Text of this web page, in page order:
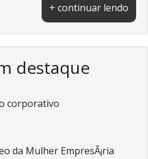
+ continuar lendo
destaque
corporativo
da Mulher EmpresÃ¡ria